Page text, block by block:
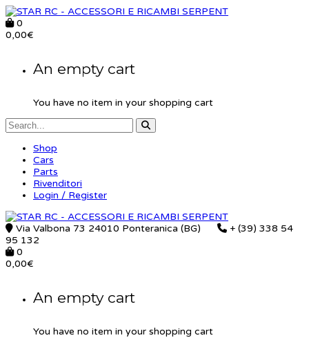
0
0,00€
An empty cart
You have no item in your shopping cart
Shop
Cars
Parts
Rivenditori
Login / Register
Via Valbona 73 24010 Ponteranica (BG)
+ (39) 338 54
95 132
0
0,00€
An empty cart
You have no item in your shopping cart